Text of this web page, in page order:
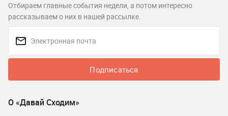
Отбираем главные события недели, а потом интересно
рассказываем о них в нашей рассылке.
Подписаться
О «Давай Сходим»